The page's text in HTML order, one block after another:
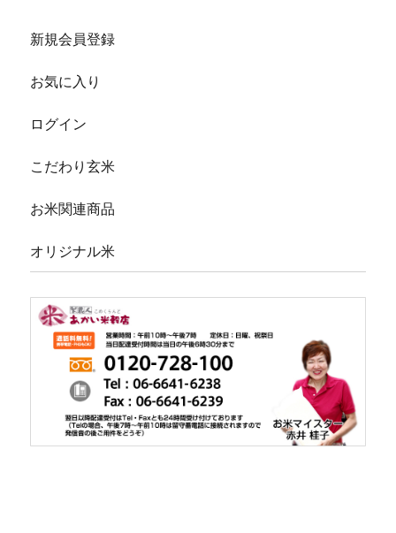
新規会員登録
お気に入り
ログイン
こだわり玄米
お米関連商品
オリジナル米